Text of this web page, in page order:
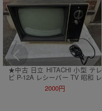
★中古 日立 HITACHI 小型 テレ
ビ P-12A レシーバー TV 昭和 レ
トロ アンティーク ジャンク品★
2000円